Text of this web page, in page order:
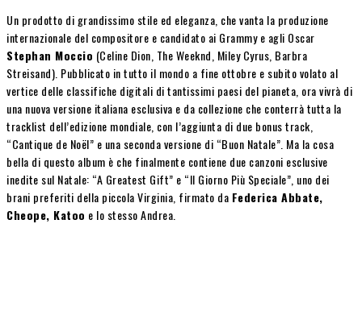
Un prodotto di grandissimo stile ed eleganza, che vanta la produzione
internazionale del compositore e candidato ai Grammy e agli Oscar
Stephan Moccio (Celine Dion, The Weeknd, Miley Cyrus, Barbra
Streisand). Pubblicato in tutto il mondo a fine ottobre e subito volato al
vertice delle classifiche digitali di tantissimi paesi del pianeta, ora vivrà di
una nuova versione italiana esclusiva e da collezione che conterrà tutta la
tracklist dell’edizione mondiale, con l’aggiunta di due bonus track,
“Cantique de Noël” e una seconda versione di “Buon Natale”. Ma la cosa
bella di questo album è che finalmente contiene due canzoni esclusive
inedite sul Natale: “A Greatest Gift” e “Il Giorno Più Speciale”, uno dei
brani preferiti della piccola Virginia, firmato da Federica Abbate,
Cheope, Katoo e lo stesso Andrea.